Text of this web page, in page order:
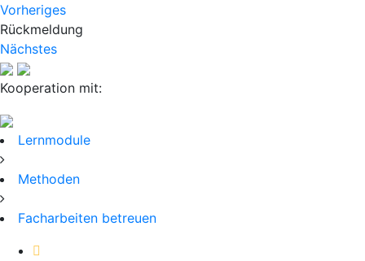
Vorheriges
Rückmeldung
Nächstes
Kooperation mit:
Lernmodule
Methoden
Facharbeiten betreuen